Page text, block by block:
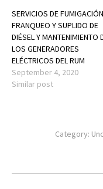
SERVICIOS DE
FRANQUEO Y SUPLIDO DE
DIÉSEL Y MANTENIMIENTO
LOS GENERADORES
ELÉCTRICOS DEL RUM
September 4, 2020
Similar post
Category: